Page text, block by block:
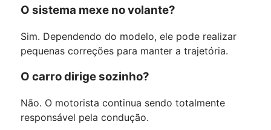
O sistema mexe no volante?
Sim. Dependendo do modelo, ele pode realizar
pequenas correções para manter a trajetória.
O carro dirige sozinho?
Não. O motorista continua sendo totalmente
responsável pela condução.